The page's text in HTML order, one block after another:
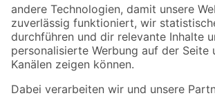
Zur Newsletter Anmeldung
Folge uns